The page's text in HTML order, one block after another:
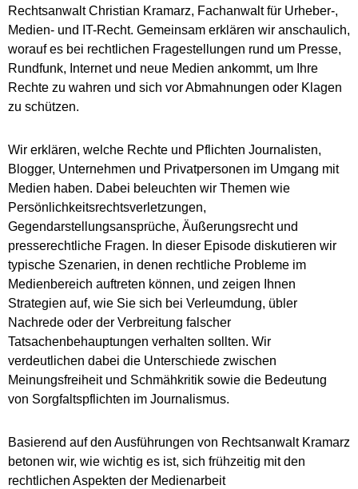
Rechtsanwalt Christian Kramarz, Fachanwalt für Urheber-,
Medien- und IT-Recht. Gemeinsam erklären wir anschaulich,
worauf es bei rechtlichen Fragestellungen rund um Presse,
Rundfunk, Internet und neue Medien ankommt, um Ihre
Rechte zu wahren und sich vor Abmahnungen oder Klagen
zu schützen.
Wir erklären, welche Rechte und Pflichten Journalisten,
Blogger, Unternehmen und Privatpersonen im Umgang mit
Medien haben. Dabei beleuchten wir Themen wie
Persönlichkeitsrechtsverletzungen,
Gegendarstellungsansprüche, Äußerungsrecht und
presserechtliche Fragen. In dieser Episode diskutieren wir
typische Szenarien, in denen rechtliche Probleme im
Medienbereich auftreten können, und zeigen Ihnen
Strategien auf, wie Sie sich bei Verleumdung, übler
Nachrede oder der Verbreitung falscher
Tatsachenbehauptungen verhalten sollten. Wir
verdeutlichen dabei die Unterschiede zwischen
Meinungsfreiheit und Schmähkritik sowie die Bedeutung
von Sorgfaltspflichten im Journalismus.
Basierend auf den Ausführungen von Rechtsanwalt Kramarz
betonen wir, wie wichtig es ist, sich frühzeitig mit den
rechtlichen Aspekten der Medienarbeit